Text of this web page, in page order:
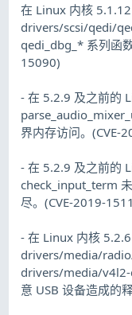
在 Linux 内核
drivers/scsi/qedi/
qedi_dbg_* 系列函
15090)
- 在 5.2.9 及之前的
界内存访问。(CVE-
- 在 5.2.9 及之前的
check_input_term
尽。(CVE-2019-
- 在 Linux 内核
drivers/media/
drivers/media/v4l2-
意 USB 设备造成的